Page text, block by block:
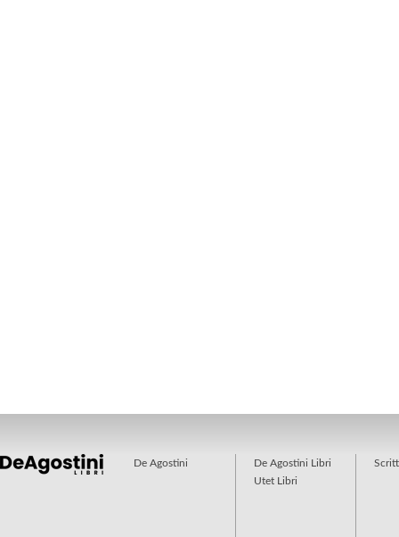
De Agostini
De Agostini Libri
Utet Libri